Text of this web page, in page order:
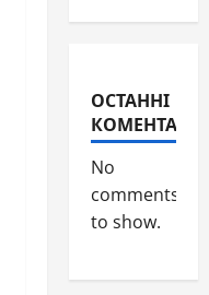
ОСТАННІ
КОМЕНТАРІ
No
comments
to show.